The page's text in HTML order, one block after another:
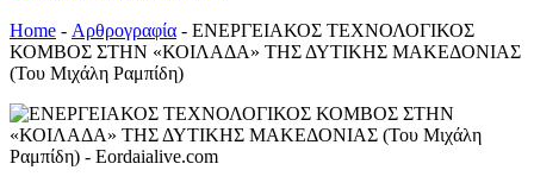
Home - Αρθρογραφία - ΕΝΕΡΓΕΙΑΚΟΣ ΤΕΧΝΟΛΟΓΙΚΟΣ
ΚΟΜΒΟΣ ΣΤΗΝ «ΚΟΙΛΑΔΑ» ΤΗΣ ΔΥΤΙΚΗΣ ΜΑΚΕΔΟΝΙΑΣ
(Του Μιχάλη Ραμπίδη)